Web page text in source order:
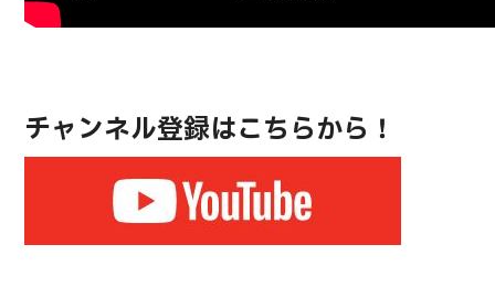
チャンネル登録はこちらから！